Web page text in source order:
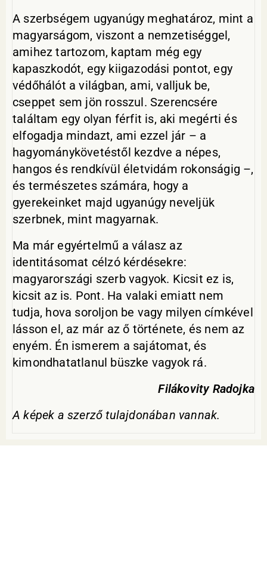
A szerbségem ugyanúgy meghatároz, mint a
magyarságom, viszont a nemzetiséggel,
amihez tartozom, kaptam még egy
kapaszkodót, egy kiigazodási pontot, egy
védőhálót a világban, ami, valljuk be,
cseppet sem jön rosszul. Szerencsére
találtam egy olyan férfit is, aki megérti és
elfogadja mindazt, ami ezzel jár – a
hagyománykövetéstől kezdve a népes,
hangos és rendkívül életvidám rokonságig –,
és természetes számára, hogy a
gyerekeinket majd ugyanúgy neveljük
szerbnek, mint magyarnak.
Ma már egyértelmű a válasz az
identitásomat célzó kérdésekre:
magyarországi szerb vagyok. Kicsit ez is,
kicsit az is. Pont. Ha valaki emiatt nem
tudja, hova soroljon be vagy milyen címkével
lásson el, az már az ő története, és nem az
enyém. Én ismerem a sajátomat, és
kimondhatatlanul büszke vagyok rá.
Filákovity Radojka
A képek a szerző tulajdonában vannak.